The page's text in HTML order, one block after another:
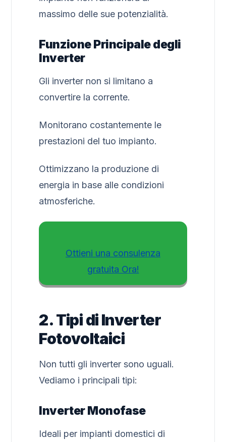
massimo delle sue potenzialità.
Funzione Principale degli
Inverter
Gli inverter non si limitano a
convertire la corrente.
Monitorano costantemente le
prestazioni del tuo impianto.
Ottimizzano la produzione di
energia in base alle condizioni
atmosferiche.
Ottieni una consulenza
gratuita Ora!
2. Tipi di Inverter
Fotovoltaici
Non tutti gli inverter sono uguali.
Vediamo i principali tipi:
Inverter Monofase
Ideali per impianti domestici di